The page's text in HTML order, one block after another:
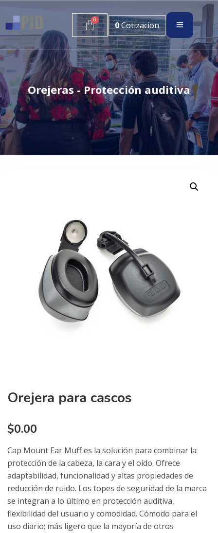
0Cotizacion
Orejeras - Protección auditiva
Orejera para cascos
$0.00
Cap Mount Ear Muff es la solución para combinar la
protección de la cabeza, la cara y el oído. Ofrece
adaptabilidad, funcionalidad y altas propiedades de
reducción de ruido. Los topes de seguridad de la marca
se integran a lo último en protección auditiva,
flexibilidad del usuario y comodidad. Cómodo para el
uso diario; más ligero que la mayoría de otros